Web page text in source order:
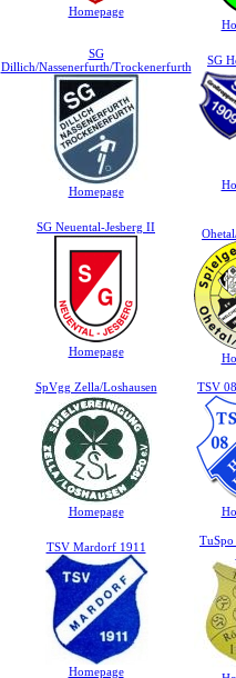
Homepage
SG
Dillich/Nassenerfurth/Trockenerfurth
Homepage
SG
SG Neuental-Jesberg II
Homepage
SpVgg Zella/Loshausen
Homepage
TSV
TSV Mardorf 1911
Homepage
TuSpo